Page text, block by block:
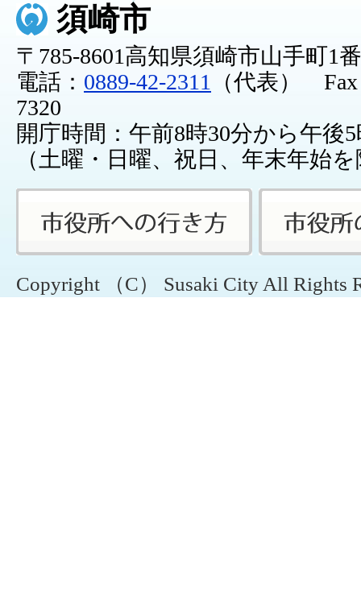
須崎市
〒785-8601高知県須崎市山手町1
電話： 0889-42-2311
（代表） Fax
7320
開庁時間：午前8時30分から午後
（土曜・日曜、祝日、年末年始
Copyright （C） Susaki City All Rights